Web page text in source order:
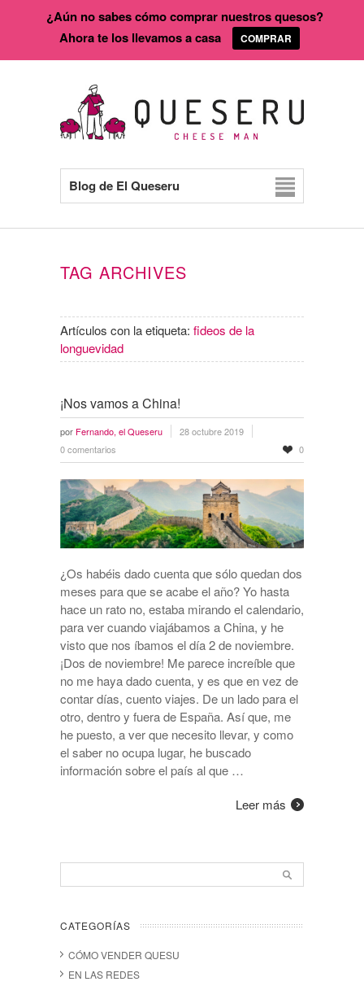
Blog de El Queseru
TAG ARCHIVES
Artículos con la etiqueta: fideos de la
longuevidad
¡Nos vamos a China!
por Fernando, el Queseru
28 octubre 2019
0 comentarios
0
¿Os habéis dado cuenta que sólo quedan dos
meses para que se acabe el año? Yo hasta
hace un rato no, estaba mirando el calendario,
para ver cuando viajábamos a China, y he
visto que nos íbamos el día 2 de noviembre.
¡Dos de noviembre! Me parece increíble que
no me haya dado cuenta, y es que en vez de
contar días, cuento viajes. De un lado para el
otro, dentro y fuera de España. Así que, me
he puesto, a ver que necesito llevar, y como
el saber no ocupa lugar, he buscado
información sobre el país al que …
Leer más
CATEGORÍAS
CÓMO VENDER QUESU
EN LAS REDES
¿Aún no sabes cómo comprar nuestros quesos?
Ahora te los llevamos a casa
COMPRAR